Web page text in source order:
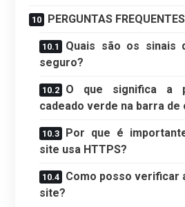
PERGUNTAS FREQUENTES
Quais são os sinais
seguro?
O que significa a
cadeado verde na barra de
Por que é
site usa HTTPS?
Como posso verificar
site?